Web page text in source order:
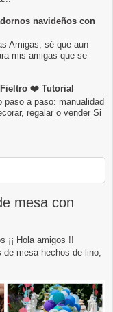
navideños con
Amigas, sé que aun
mis amigas que se
❤️ Tutorial
paso a paso: manualidad
regalar o vender Si
mesa con
¡¡ Hola amigos !!
mesa hechos de lino,